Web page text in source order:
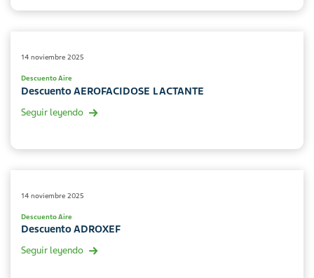
14 noviembre 2025
Descuento Aire
Descuento AEROFACIDOSE LACTANTE
Seguir leyendo
14 noviembre 2025
Descuento Aire
Descuento ADROXEF
Seguir leyendo